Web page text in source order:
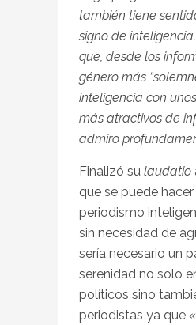
también tiene
signo de
que, desde los
género más
inteligencia con
más atractivos de
admiro
Finalizó su laudatio
que se puede hacer
periodismo
sin necesidad de
sería necesario un
serenidad no solo
políticos sino
periodistas ya que